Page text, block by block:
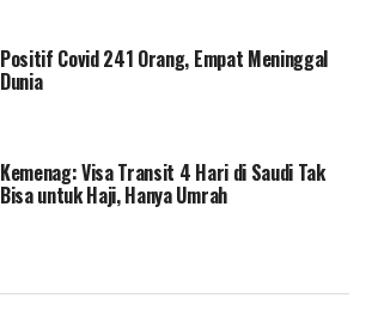
Positif Covid 241 Orang, Empat Meninggal
Dunia
Kemenag: Visa Transit 4 Hari di Saudi Tak
Bisa untuk Haji, Hanya Umrah